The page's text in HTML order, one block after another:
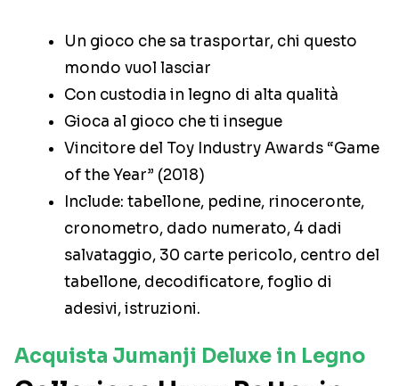
Un gioco che sa trasportar, chi questo
mondo vuol lasciar
Con custodia in legno di alta qualità
Gioca al gioco che ti insegue
Vincitore del Toy Industry Awards “Game
of the Year” (2018)
Include: tabellone, pedine, rinoceronte,
cronometro, dado numerato, 4 dadi
salvataggio, 30 carte pericolo, centro del
tabellone, decodificatore, foglio di
adesivi, istruzioni.
Acquista Jumanji Deluxe in Legno